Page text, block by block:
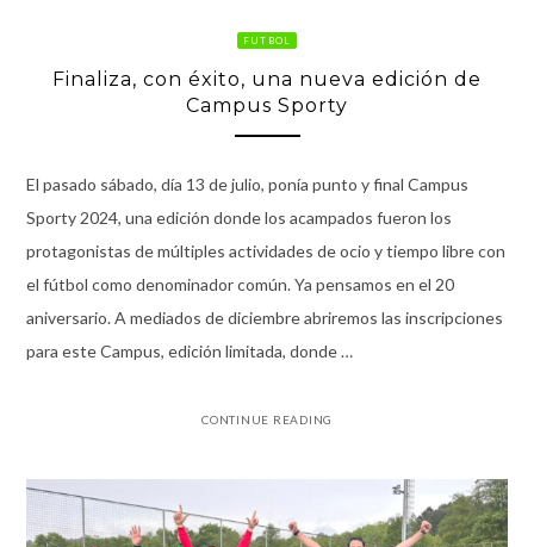
FUTBOL
Finaliza, con éxito, una nueva edición de
Campus Sporty
El pasado sábado, día 13 de julio, ponía punto y final Campus
Sporty 2024, una edición donde los acampados fueron los
protagonistas de múltiples actividades de ocio y tiempo libre con
el fútbol como denominador común. Ya pensamos en el 20
aniversario. A mediados de diciembre abriremos las inscripciones
para este Campus, edición limitada, donde …
CONTINUE READING